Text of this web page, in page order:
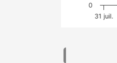
31 juil.
0